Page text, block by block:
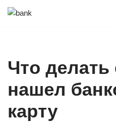
Что делать
нашел
карту